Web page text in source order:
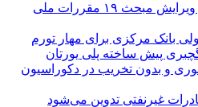
تمدید اجرای همزمان دو ویرایش مبحث ۱۹ مقررات ملی
بانک مرکزی برای مهار تورم
گچبری پیش ساخته پلی یورتان
و بدون تخریب در دکوراسیون
غیرنفتی تدوین می‌شود